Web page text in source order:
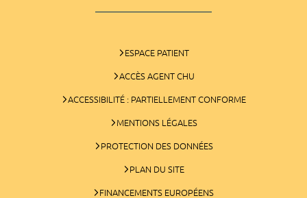
ESPACE PATIENT
ACCÈS AGENT CHU
ACCESSIBILITÉ : PARTIELLEMENT CONFORME
MENTIONS LÉGALES
PROTECTION DES DONNÉES
PLAN DU SITE
FINANCEMENTS EUROPÉENS